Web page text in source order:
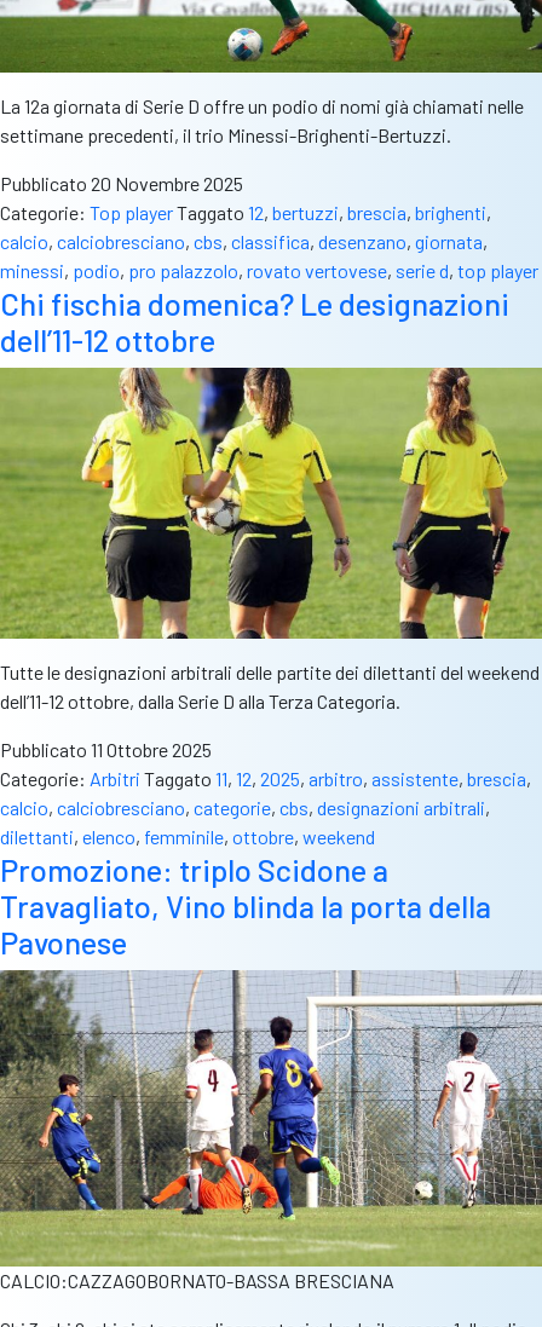
La 12a giornata di Serie D offre un podio di nomi già chiamati nelle
settimane precedenti, il trio Minessi-Brighenti-Bertuzzi.
Pubblicato 20 Novembre 2025
Categorie: Top playerTaggato 12, bertuzzi, brescia, brighenti,
calcio, calciobresciano, cbs, classifica, desenzano, giornata,
minessi, podio, pro palazzolo, rovato vertovese, serie d, top player
Chi fischia domenica? Le designazioni
dell’11-12 ottobre
Tutte le designazioni arbitrali delle partite dei dilettanti del weekend
dell’11-12 ottobre, dalla Serie D alla Terza Categoria.
Pubblicato 11 Ottobre 2025
Categorie: Arbitri Taggato 11, 12, 2025, arbitro, assistente, brescia,
calcio, calciobresciano, categorie, cbs, designazioni arbitrali,
dilettanti, elenco, femminile, ottobre, weekend
Promozione: triplo Scidone a
Travagliato, Vino blinda la porta della
Pavonese
CALCIO:CAZZAGOBORNATO-BASSA BRESCIANA